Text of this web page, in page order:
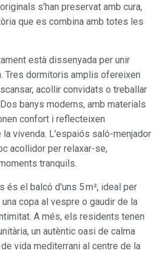
s'han preservat amb cura,
que es combina amb totes les
està dissenyada per unir
Tres dormitoris amplis ofereixen
acollir convidats o treballar
banys moderns, amb materials
confort i reflecteixen
vivenda. L'espaiós saló-menjador
acollidor per relaxar-se,
tranquils.
és el balcó d'uns 5 m², ideal per
copa al vespre o gaudir de la
A més, els residents tenen
un autèntic oasi de calma
vida mediterrani al centre de la